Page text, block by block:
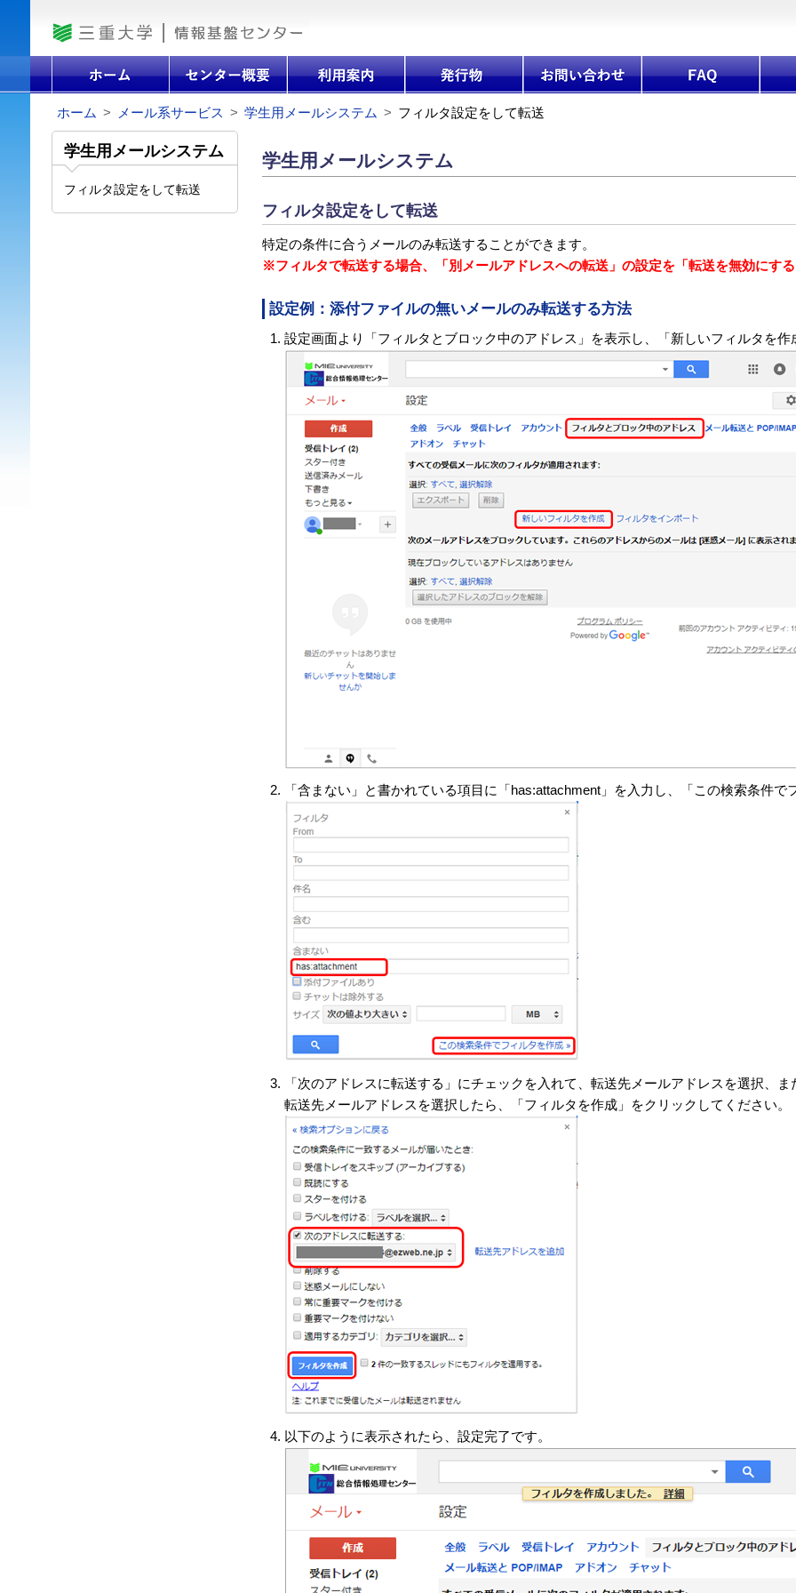
ホーム > メール系サービス > 学生用メールシステム > フィルタ設定をして転送
学生用メールシステム
フィルタ設定をして転送
学生用メールシステム
フィルタ設定をして転送
特定の条件に合うメールのみ転送することができます。
※フィルタで転送する場合、「別メールアドレスへの転送」の設定を「転送を無効にする
設定例：添付ファイルの無いメールのみ転送する方法
設定画面より「フィルタとブロック中のアドレス」を表示し、「新しいフィルタを作
「含まない」と書かれている項目に「has:attachment」を入力し、「この検索条件で
「次のアドレスに転送する」にチェックを入れて、転送先メールアドレスを選択、ま
転送先メールアドレスを選択したら、「フィルタを作成」をクリックしてください。
以下のように表示されたら、設定完了です。